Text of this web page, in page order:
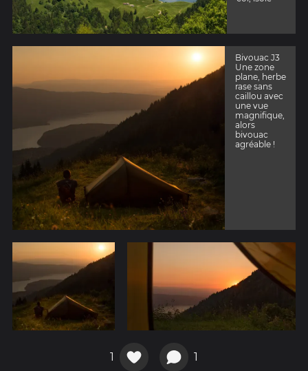
Tour du Lac
Bivouac J3
Une zone
plane, herbe
rase sans
caillou avec
une vue
magnifique,
alors
bivouac
agréable !
1 1